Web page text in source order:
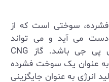
سوختی است که از
می‌ آید و می ‌تواند
پی ‌جی باشد. گاز CNG
به عنوان یک سوخت فشرده
انرژی به عنوان جایگزینی